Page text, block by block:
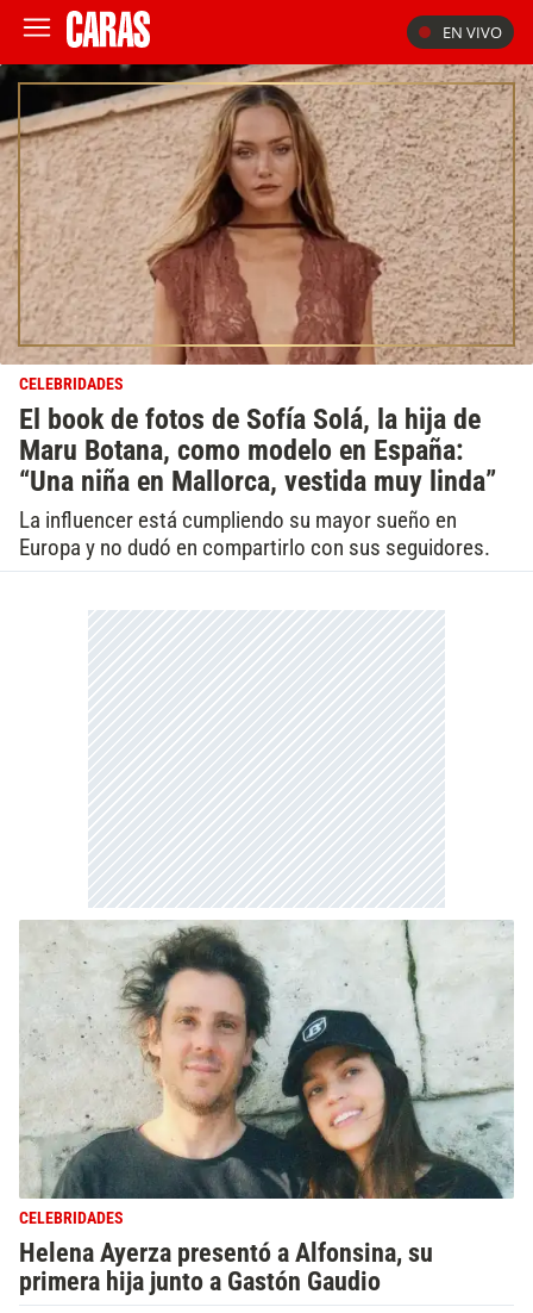
EN VIVO
CELEBRIDADES
El book de fotos de Sofía Solá, la hija de
Maru Botana, como modelo en España:
“Una niña en Mallorca, vestida muy linda”
La influencer está cumpliendo su mayor sueño en
Europa y no dudó en compartirlo con sus seguidores.
CELEBRIDADES
Helena Ayerza presentó a Alfonsina, su
primera hija junto a Gastón Gaudio